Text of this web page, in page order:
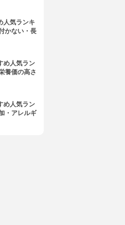
人気ランキ
かない・長
め人気ラン
養価の高さ
め人気ラン
・アレルギ